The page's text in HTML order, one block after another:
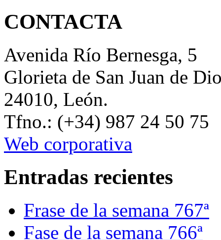
CONTACTA
Avenida Río Bernesga, 5
Glorieta de San Juan de
24010, León.
Tfno.: (+34) 987 24 50 75
Web corporativa
Entradas recientes
Frase de la semana 767ª
Fase de la semana 766ª